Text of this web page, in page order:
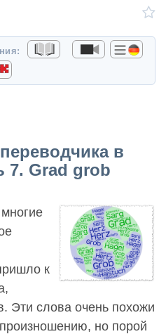
в
7. Grad grob
к
Эти слова очень похожи
но порой